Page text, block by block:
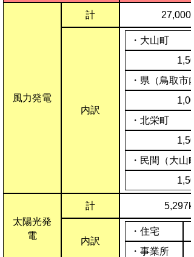
風力発電
計
内訳
・大山町
・県（鳥取市
・北栄町
・民間（大山
太陽光発
電
計
内訳
・住宅
・事業所